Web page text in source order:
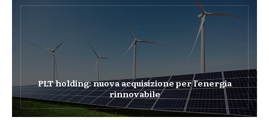
PLT holding: nuova acquisizione per l’energia
rinnovabile